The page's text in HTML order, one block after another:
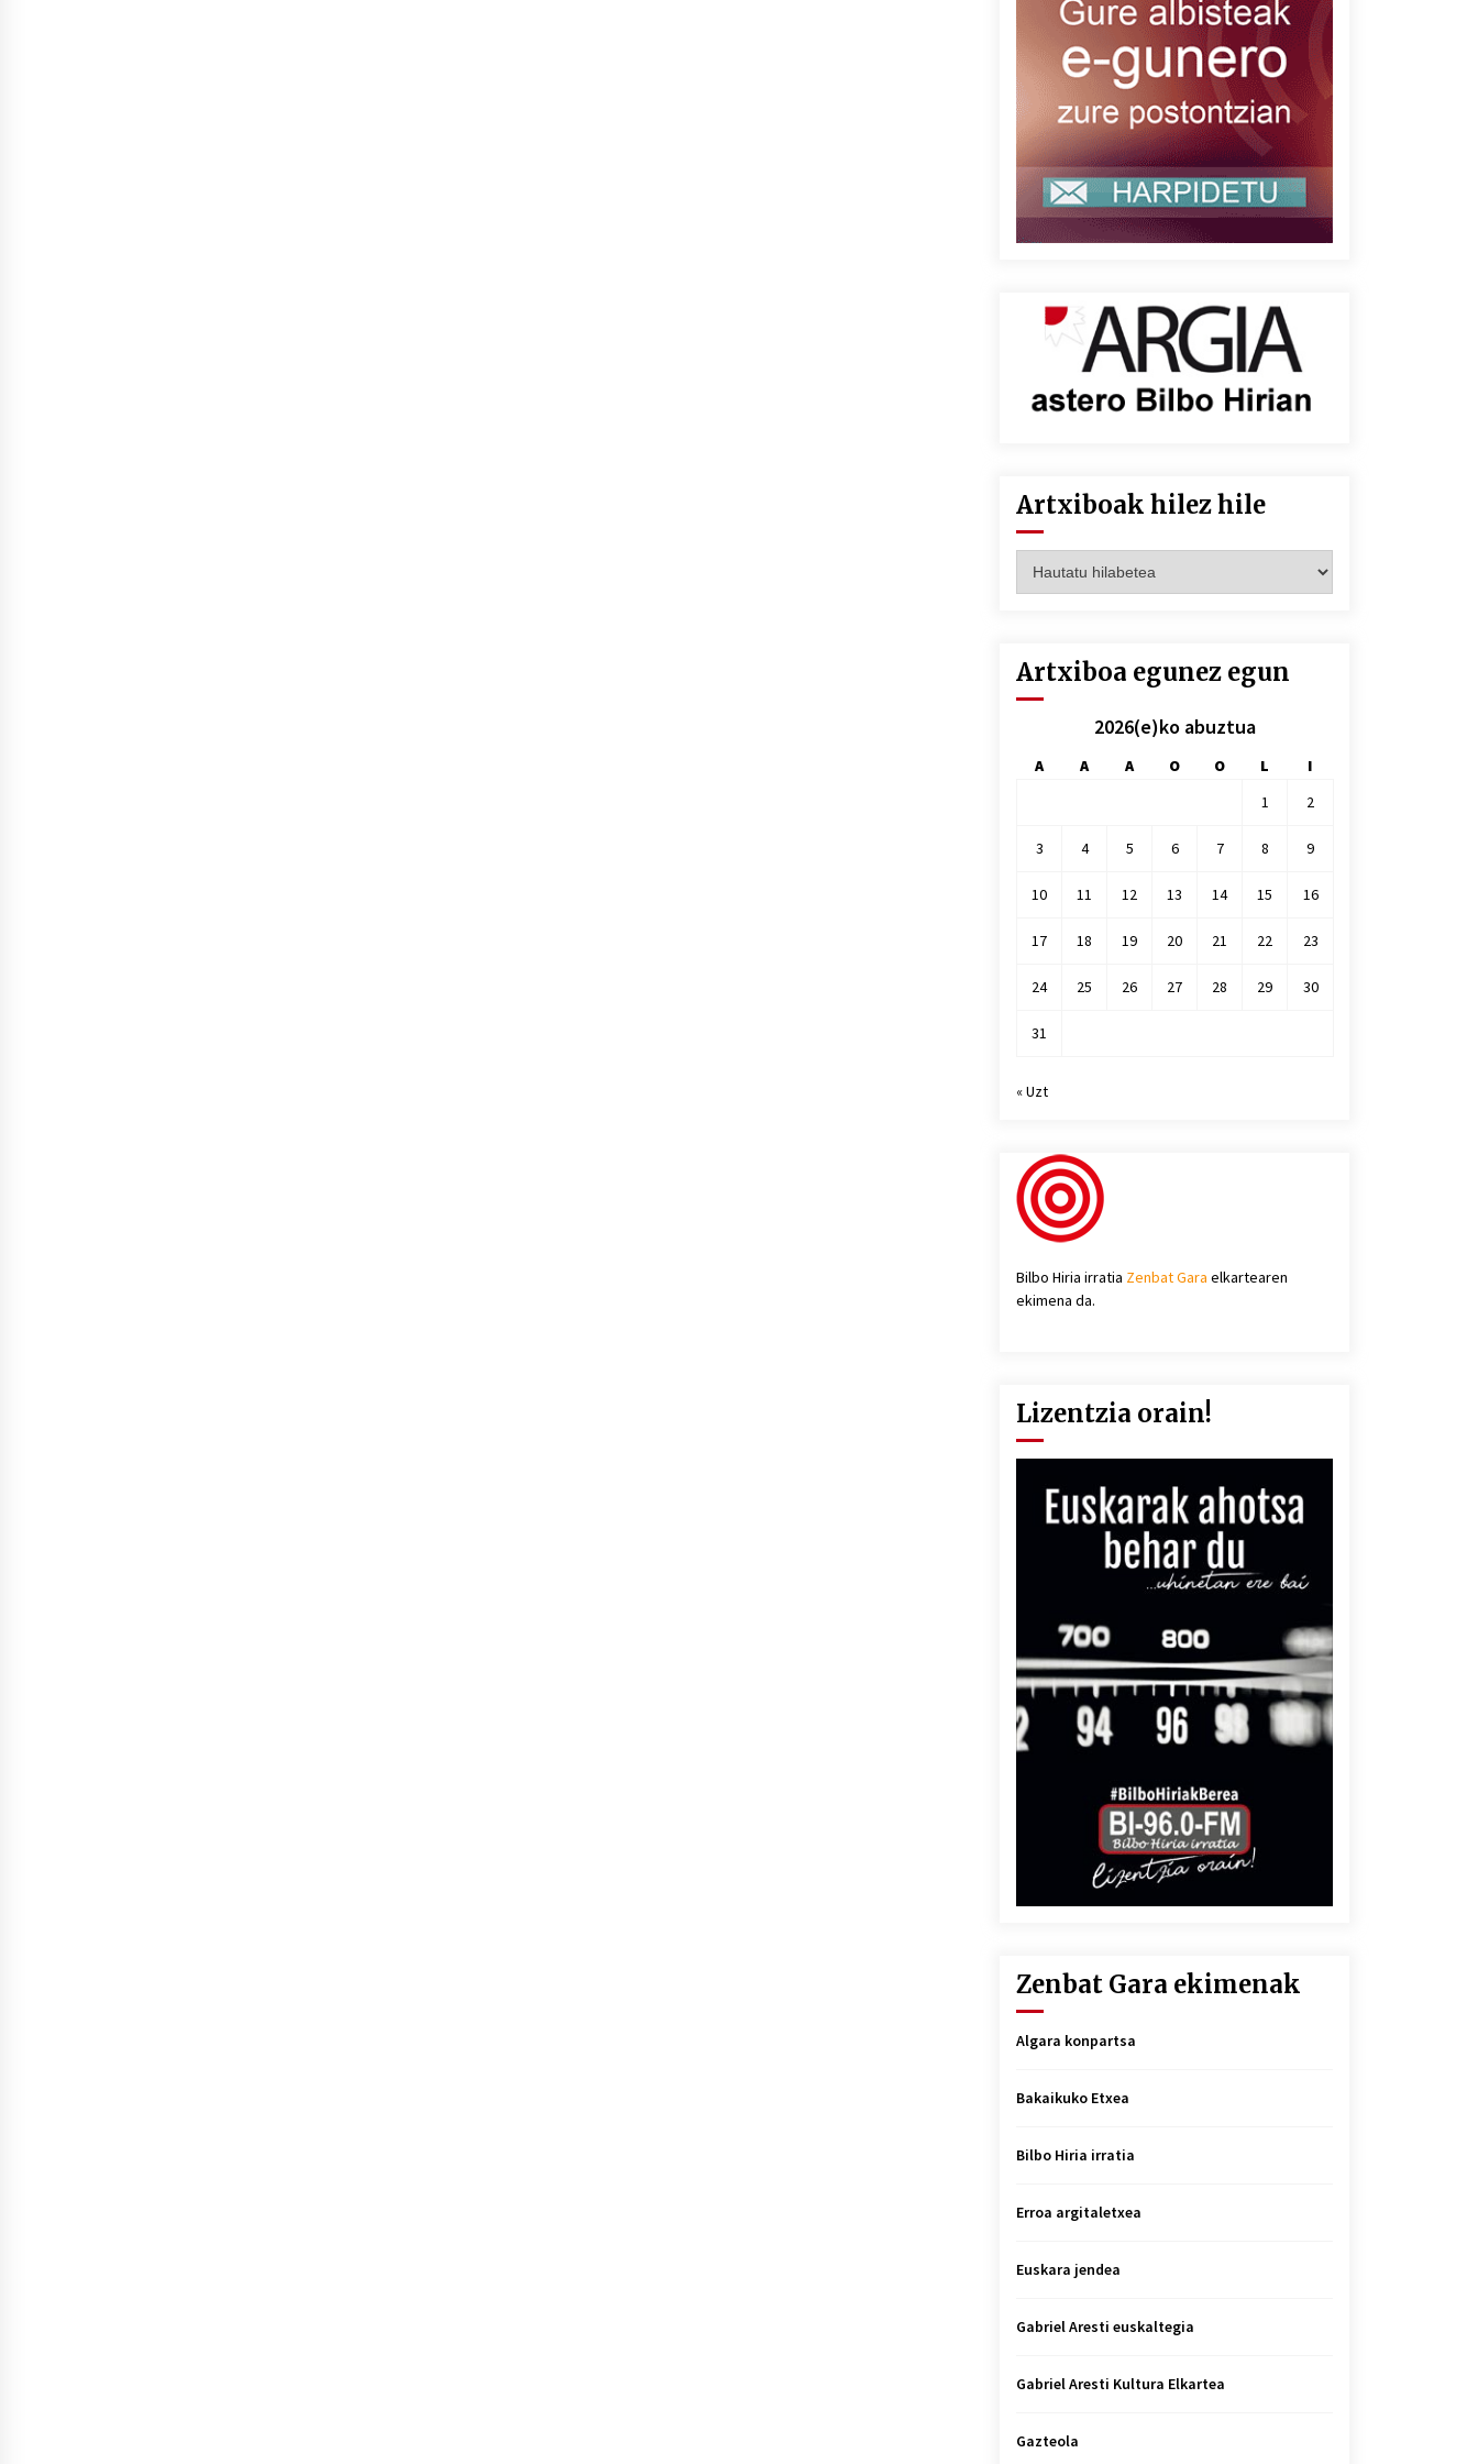
Artxiboak hilez hile
hilez
Artxiboa egunez egun
2026(e)ko abuztua
A A A O O L
I
1
2
3 4 5 6 7 8 9
10 11 12 13 14 15 16
17 18 19 20 21 22 23
24 25 26 27 28 29 30
31
« Uzt
Bilbo Hiria irratia Zenbat Gara elkartearen
ekimena da.
Lizentzia orain!
Zenbat Gara ekimenak
Algara konpartsa
Bakaikuko Etxea
Bilbo Hiria irratia
Erroa argitaletxea
Euskara jendea
Gabriel Aresti euskaltegia
Gabriel Aresti Kultura Elkartea
Gazteola